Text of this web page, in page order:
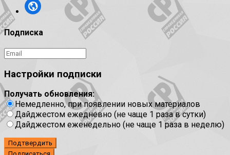
Подписка
Настройки подписки
Получать обновления:
Немедленно, при появлении новых материалов
Дайджестом ежедневно (не чаще 1 раза в сутки)
Дайджестом еженедельно (не чаще 1 раза в неделю)
Подтвердить